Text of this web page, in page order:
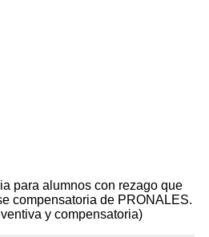
para alumnos con rezago que
compensatoria de PRONALES.
y compensatoria)